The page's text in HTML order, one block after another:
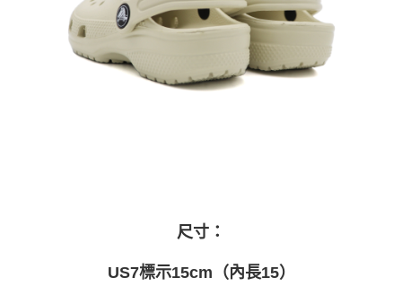
尺寸：
US7標示15cm（內長15）